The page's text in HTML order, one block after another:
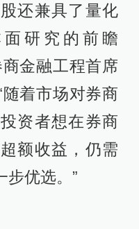
还兼具了量化
研究的前瞻
金融工程首席
着市场对券商
资者想在券商
额收益，仍需
步优选。”